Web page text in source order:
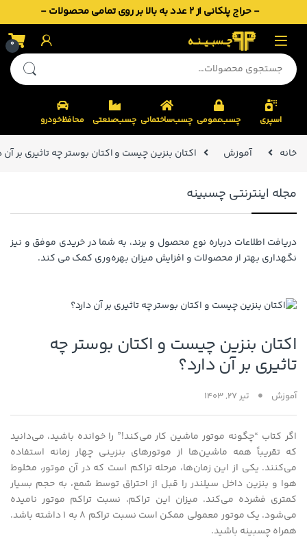
- حراج پلکانی از 2 عدد به بالا بر روی تمامی محصولات -
Skip to navigation
Skip to content
0
جستجو برای:
اسپری چسب‌عمومی چسب‌ساختمانی چسب‌صنعتی محافظ‌خودرو
خانه آموزش اکتان بنزین چیست و اکتان بوستر چه تاثیری بر آن
اکتان بنزین چیست و اکتان بوستر چه
تاثیری بر آن دارد؟
آموزش تیر 27, 1403
اگر کتاب “چگونه موتور ماشین کار می‌کند!” را خوانده باشید، می‌دانید
که تقریباً همه ماشین‌ها از موتورهای بنزینی چهار زمانه استفاده
می‌کنند. یکی از این زمان‌ها، مرحله تراکم است که در آن موتور، مخلوط
هوا و بنزین داخل سیلندر را قبل از احتراق توسط شمع، به حجم بسیار
کمتری فشرده می‌کند. میزان این تراکم، نسبت تراکم موتور نامیده
می‌شود. یک موتور معمولی ممکن است نسبت تراکم 8 به 1 داشته باشد.
همراه چسبینه باشید.
مجله اینترنتی چسبینه
دریافت اطلاعات درباره نوع محصول و برند، به شما در خریدی موفق و نیز
نگهداری بهتر از محصولات و افزایش میزان بهره‌وری کمک می کند.